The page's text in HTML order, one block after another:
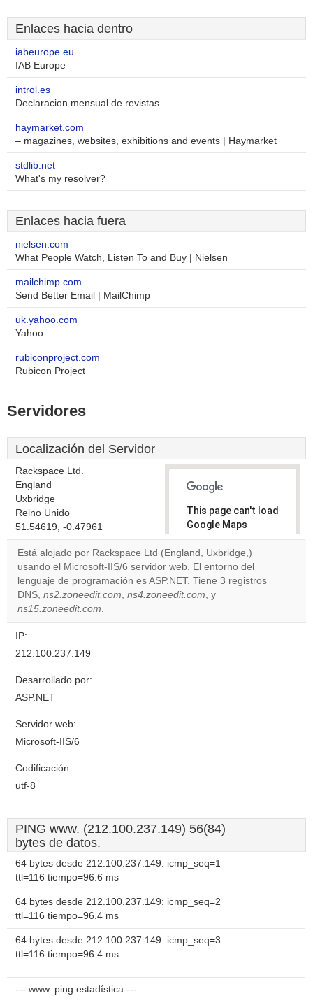
Enlaces hacia dentro
iabeurope.eu
IAB Europe
introl.es
Declaracion mensual de revistas
haymarket.com
– magazines, websites, exhibitions and events | Haymarket
stdlib.net
What's my resolver?
Enlaces hacia fuera
nielsen.com
What People Watch, Listen To and Buy | Nielsen
mailchimp.com
Send Better Email | MailChimp
uk.yahoo.com
Yahoo
rubiconproject.com
Rubicon Project
Servidores
Localización del Servidor
Rackspace Ltd.
England
Uxbridge
Reino Unido
51.54619, -0.47961
This page can't load
Google Maps
correctly.
Do you
own this
website?
OK
Está alojado por Rackspace Ltd (England, Uxbridge,)
usando el Microsoft-IIS/6 servidor web. El entorno del
lenguaje de programación es ASP.NET. Tiene 3 registros
DNS, ns2.zoneedit.com, ns4.zoneedit.com, y
ns15.zoneedit.com.
IP:
212.100.237.149
Desarrollado por:
ASP.NET
Servidor web:
Microsoft-IIS/6
Codificación:
utf-8
PING www. (212.100.237.149) 56(84)
bytes de datos.
64 bytes desde 212.100.237.149: icmp_seq=1
ttl=116 tiempo=96.6 ms
64 bytes desde 212.100.237.149: icmp_seq=2
ttl=116 tiempo=96.4 ms
64 bytes desde 212.100.237.149: icmp_seq=3
ttl=116 tiempo=96.4 ms
--- www. ping estadística ---